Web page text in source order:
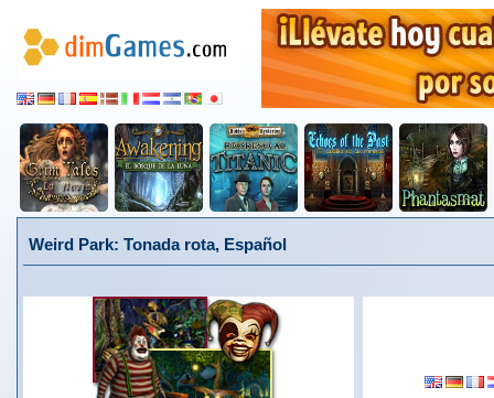
Weird Park: Tonada rota, Español